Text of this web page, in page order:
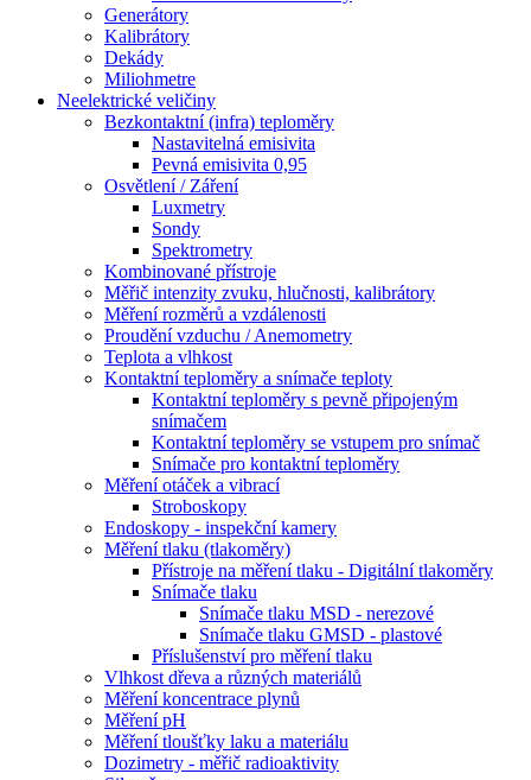
Generátory
Kalibrátory
Dekády
Miliohmetre
Neelektrické veličiny
Bezkontaktní (infra) teploměry
Nastavitelná emisivita
Pevná emisivita 0,95
Osvětlení / Záření
Luxmetry
Sondy
Spektrometry
Kombinované přístroje
Měřič intenzity zvuku, hlučnosti, kalibrátory
Měření rozměrů a vzdálenosti
Proudění vzduchu / Anemometry
Teplota a vlhkost
Kontaktní teploměry a snímače teploty
Kontaktní teploměry s pevně připojeným
snímačem
Kontaktní teploměry se vstupem pro snímač
Snímače pro kontaktní teploměry
Měření otáček a vibrací
Stroboskopy
Endoskopy - inspekční kamery
Měření tlaku (tlakoměry)
Přístroje na měření tlaku - Digitální tlakoměry
Snímače tlaku
Snímače tlaku MSD - nerezové
Snímače tlaku GMSD - plastové
Příslušenství pro měření tlaku
Vlhkost dřeva a různých materiálů
Měření koncentrace plynů
Měření pH
Měření tloušťky laku a materiálu
Dozimetry - měřič radioaktivity